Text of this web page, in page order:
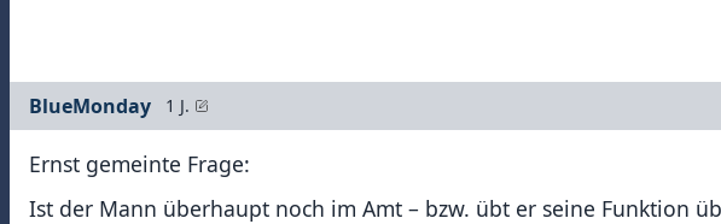
BlueMonday 1 J.
Ernst gemeinte Frage:
Ist der Mann überhaupt noch im Amt – bzw. übt er seine Funktion